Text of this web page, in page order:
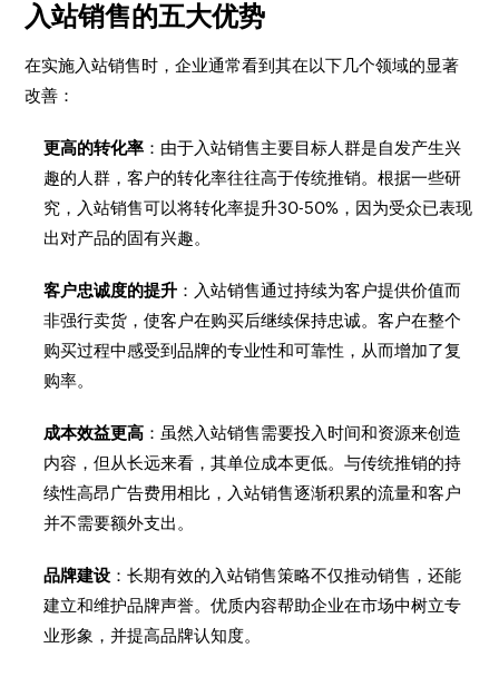
入站销售的五大优势
在实施入站销售时，企业通常看到其在以下几个领域的显著
改善：
更高的转化率 ：由于入站销售主要目标人群是自发产生兴
趣的人群，客户的转化率往往高于传统推销。根据一些研
究，入站销售可以将转化率提升30-50%，因为受众已表现
出对产品的固有兴趣。
客户忠诚度的提升 ：入站销售通过持续为客户提供价值而
非强行卖货，使客户在购买后继续保持忠诚。客户在整个
购买过程中感受到品牌的专业性和可靠性，从而增加了复
购率。
成本效益更高 ：虽然入站销售需要投入时间和资源来创造
内容，但从长远来看，其单位成本更低。与传统推销的持
续性高昂广告费用相比，入站销售逐渐积累的流量和客户
并不需要额外支出。
品牌建设 ：长期有效的入站销售策略不仅推动销售，还能
建立和维护品牌声誉。优质内容帮助企业在市场中树立专
业形象，并提高品牌认知度。